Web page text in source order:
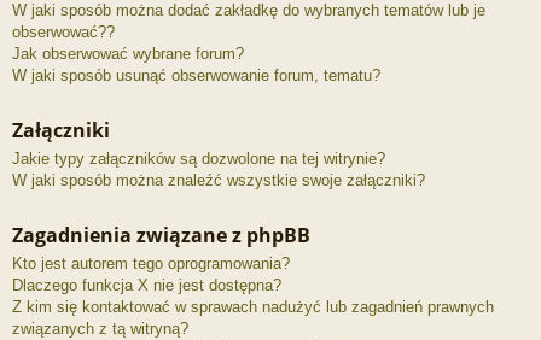
W jaki sposób można dodać zakładkę do wybranych tematów lub je
obserwować??
Jak obserwować wybrane forum?
W jaki sposób usunąć obserwowanie forum, tematu?
Załączniki
Jakie typy załączników są dozwolone na tej witrynie?
W jaki sposób można znaleźć wszystkie swoje załączniki?
Zagadnienia związane z phpBB
Kto jest autorem tego oprogramowania?
Dlaczego funkcja X nie jest dostępna?
Z kim się kontaktować w sprawach nadużyć lub zagadnień prawnych
związanych z tą witryną?